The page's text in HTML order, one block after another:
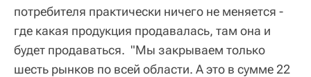
потребителя практически ничего не меняется -
где какая продукция продавалась, там она и
будет продаваться. "Мы закрываем только
шесть рынков по всей области. А это в сумме 22